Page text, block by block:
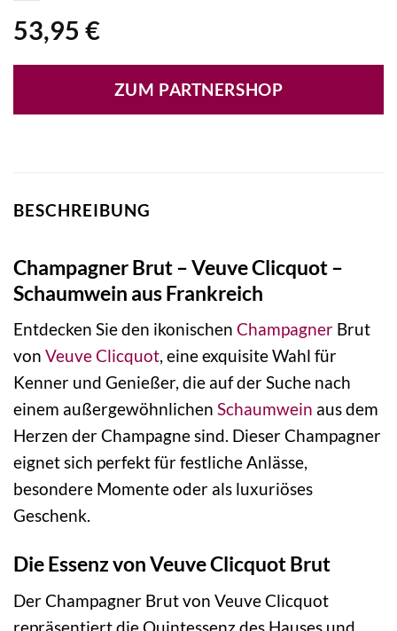
53,95 €
ZUM PARTNERSHOP
BESCHREIBUNG
Champagner Brut – Veuve Clicquot –
Schaumwein aus Frankreich
Entdecken Sie den ikonischen Champagner Brut
von Veuve Clicquot, eine exquisite Wahl für
Kenner und Genießer, die auf der Suche nach
einem außergewöhnlichen Schaumwein aus dem
Herzen der Champagne sind. Dieser Champagner
eignet sich perfekt für festliche Anlässe,
besondere Momente oder als luxuriöses
Geschenk.
Die Essenz von Veuve Clicquot Brut
Der Champagner Brut von Veuve Clicquot
repräsentiert die Quintessenz des Hauses und